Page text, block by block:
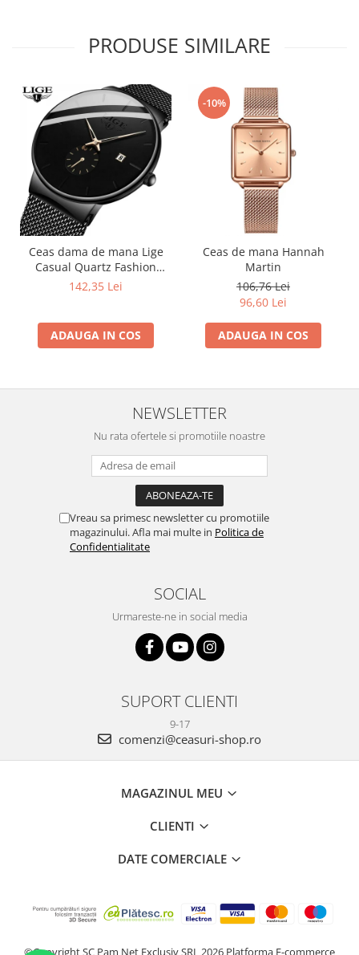
PRODUSE SIMILARE
Ceas dama de mana Lige
Casual Quartz Fashion
Analog Negru
142,35 Lei
ADAUGA IN COS
-10%
Ceas de mana Hannah
Martin
106,76 Lei
96,60 Lei
ADAUGA IN COS
NEWSLETTER
Nu rata ofertele si promotiile noastre
Vreau sa primesc newsletter cu promotiile
magazinului. Afla mai multe in Politica de
Confidentialitate
SOCIAL
Urmareste-ne in social media
SUPORT CLIENTI
9-17
comenzi@ceasuri-shop.ro
MAGAZINUL MEU
CLIENTI
DATE COMERCIALE
©Copyright SC Pam Net Exclusiv SRL 2026 Platforma E-commerce